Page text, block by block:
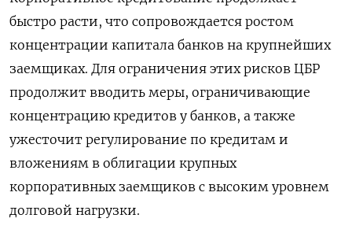
быстро расти, что сопровождается ростом
концентрации капитала банков на крупнейших
заемщиках. Для ограничения этих рисков ЦБР
продолжит вводить меры, ограничивающие
концентрацию кредитов у банков, а также
ужесточит регулирование по кредитам и
вложениям в облигации крупных
корпоративных заемщиков с высоким уровнем
долговой нагрузки.